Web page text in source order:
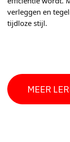
verleggen en
tijdloze stijl.
MEER